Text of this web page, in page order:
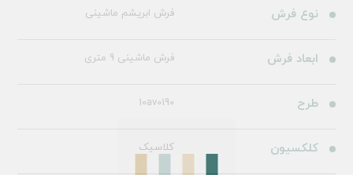
نوع فرش فرش ابریشم ماشینی
ابعاد فرش فرش ماشینی 9 متری
طرح 10av0190
کلکسیون کلاسیک